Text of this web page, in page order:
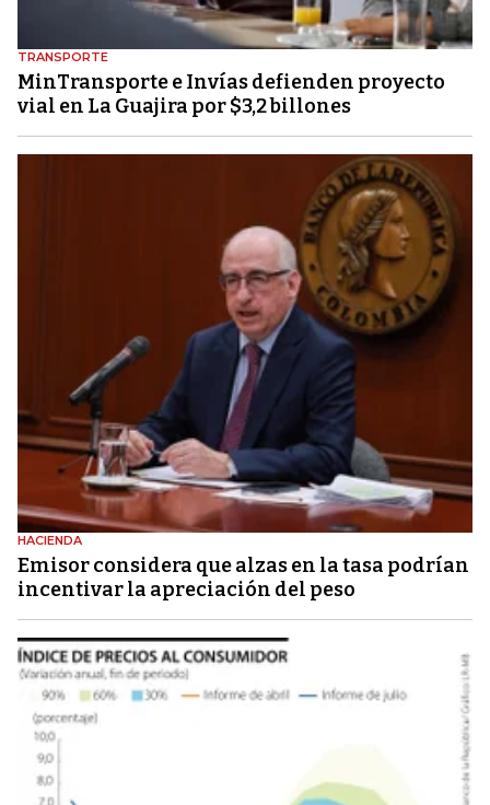
TRANSPORTE
MinTransporte e Invías defienden proyecto
vial en La Guajira por $3,2 billones
HACIENDA
Emisor considera que alzas en la tasa podrían
incentivar la apreciación del peso